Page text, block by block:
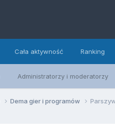
Administratorzy i moderatorzy
Cała aktywność Ranking
Dema gier i programów